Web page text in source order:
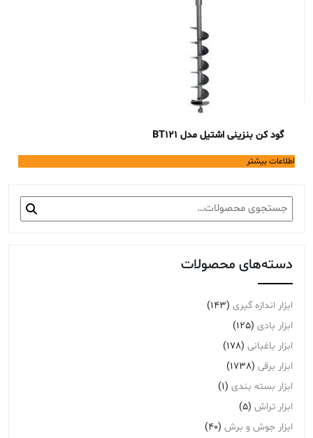
گود کن بنزینی اشتیل مدل BT121
اطلاعات بیشتر
جستجو
برای:
دسته‌های محصولات
ابزار اندازه گیری (143)
ابزار بادی (125)
ابزار باغبانی (178)
ابزار برقی (1738)
ابزار بسته بندی (1)
ابزار تراش (5)
ابزار جوش و برش (40)